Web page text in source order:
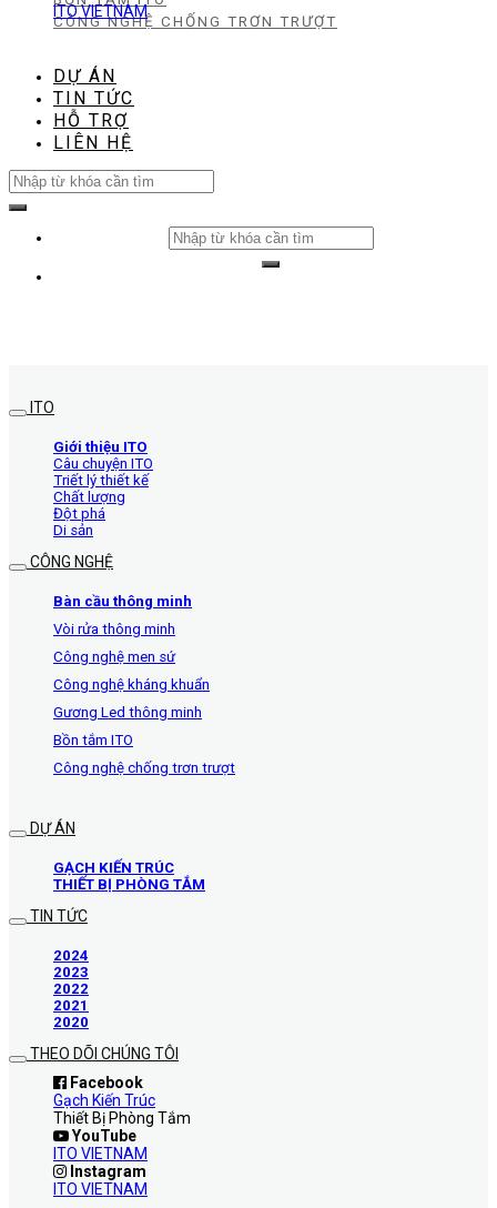
CÔNG NGHỆ CHỐNG TRƠN TRƯỢT
DỰ ÁN
TIN TỨC
HỖ TRỢ
LIÊN HỆ
Search
for:
Search
for:
ITO VIETNAM
ITO
Giới thiệu ITO
Câu chuyện ITO
Triết lý thiết kế
Chất lượng
Đột phá
Di sản
CÔNG NGHỆ
Bàn cầu thông minh
Vòi rửa thông minh
Công nghệ men sứ
Công nghệ kháng khuẩn
Gương Led thông minh
Bồn tắm ITO
Công nghệ chống trơn trượt
DỰ ÁN
GẠCH KIẾN TRÚC
THIẾT BỊ PHÒNG TẮM
TIN TỨC
2024
2023
2022
2021
2020
THEO DÕI CHÚNG TÔI
Facebook
Gạch Kiến Trúc
Thiết Bị Phòng Tắm
YouTube
ITO VIETNAM
Instagram
ITO VIETNAM